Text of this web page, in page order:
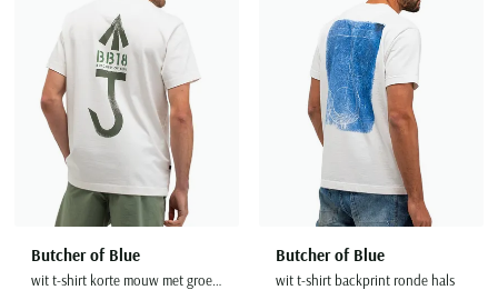
Butcher of Blue
wit t-shirt korte mouw met groene backprint
Butcher of Blue
wit t-shirt backprint ronde hals